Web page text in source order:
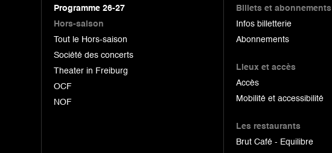
Programme 26-27
Hors-saison
Tout le Hors-saison
Société des concerts
Theater in Freiburg
OCF
NOF
Billets et abonnements
Infos billetterie
Abonnements
Lieux et accès
Accès
Mobilité et accessibilité
Les restaurants
Brut Café - Equilibre